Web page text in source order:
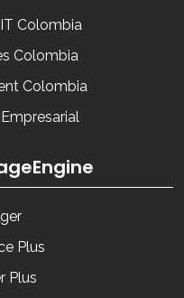
Colombia
Colombia
Colombia
Plus
Plus